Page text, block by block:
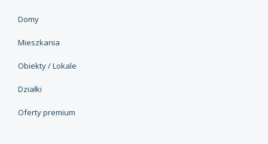
Domy
Mieszkania
Obiekty / Lokale
Działki
Oferty premium